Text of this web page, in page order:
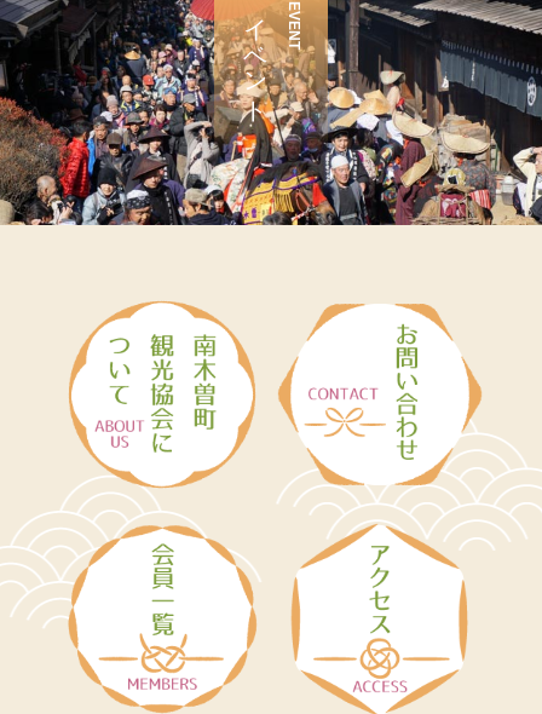
EVENT
イベント